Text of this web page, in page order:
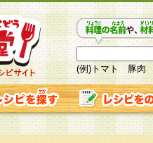
(例)トマト 豚肉